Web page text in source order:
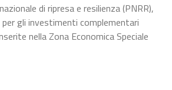
di ripresa e resilienza (PNRR),
per gli investimenti complementari
nella Zona Economica Speciale